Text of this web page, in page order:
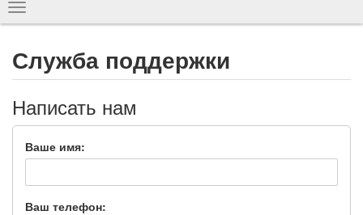
Показать
навигацию
Служба поддержки
Написать нам
Ваше имя:
Ваш телефон: